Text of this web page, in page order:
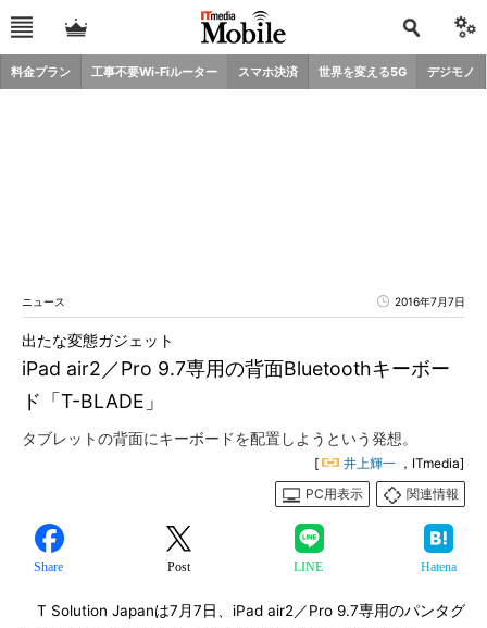
料金プラン 工事不要Wi-Fiルーター スマホ決済 世界を変える5G デジモノ
ニュース 2016年7月7日
iPad air2／Pro 9.7専用の背面Bluetoothキーボー
ド「T-BLADE」
出たな変態ガジェット
タブレットの背面にキーボードを配置しようという発想。
[ 井上輝一 ，ITmedia]
PC用表示
関連情報
Share Post LINE Hatena
T Solution Japanは7月7日、iPad air2／Pro 9.7専用のパンタグ